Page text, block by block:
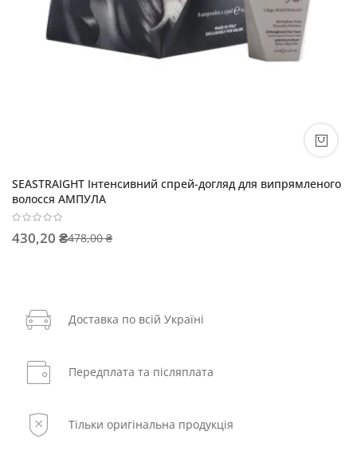
SEASTRAIGHT Інтенсивний спрей-догляд для випрямленого
волосся АМПУЛА
430,20 ₴478,00 ₴
Доставка по всій Україні
Передплата та післяплата
Тільки оригінальна продукція